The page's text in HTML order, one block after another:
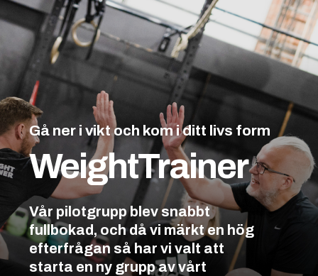
Gå ner i vikt och kom i ditt livs form
WeightTrainer
Vår pilotgrupp blev snabbt
fullbokad, och då vi märkt en hög
efterfrågan så har vi valt att
starta en ny grupp av vårt